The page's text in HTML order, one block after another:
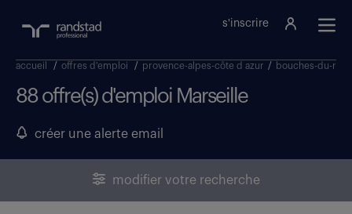
s'inscrire
accueil / offres d'emploi / provence-alpes-côte d azur / bouches-du-
88 offre(s) d'emploi Marseille
créer une alerte email
modifier votre recherche